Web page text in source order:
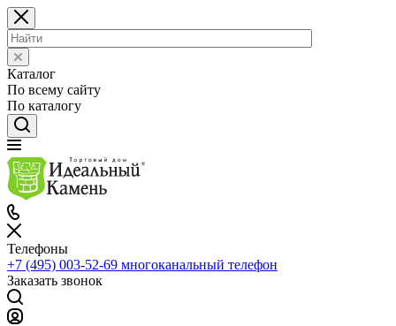
Каталог
По всему сайту
По каталогу
Телефоны
+7 (495) 003-52-69 многоканальный телефон
Заказать звонок